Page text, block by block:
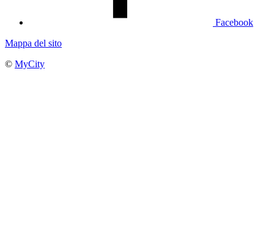
Facebook
Mappa del sito
© MyCity